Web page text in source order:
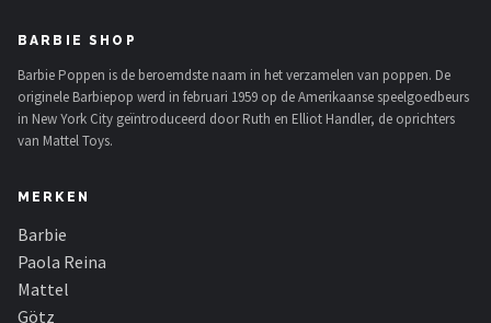
BARBIE SHOP
Barbie Poppen is de beroemdste naam in het verzamelen van poppen. De
originele Barbiepop werd in februari 1959 op de Amerikaanse speelgoedbeurs
in New York City geïntroduceerd door Ruth en Elliot Handler, de oprichters
van Mattel Toys.
MERKEN
Barbie
Paola Reina
Mattel
Götz